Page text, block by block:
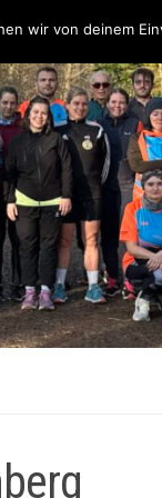
Unser
wir von deinem